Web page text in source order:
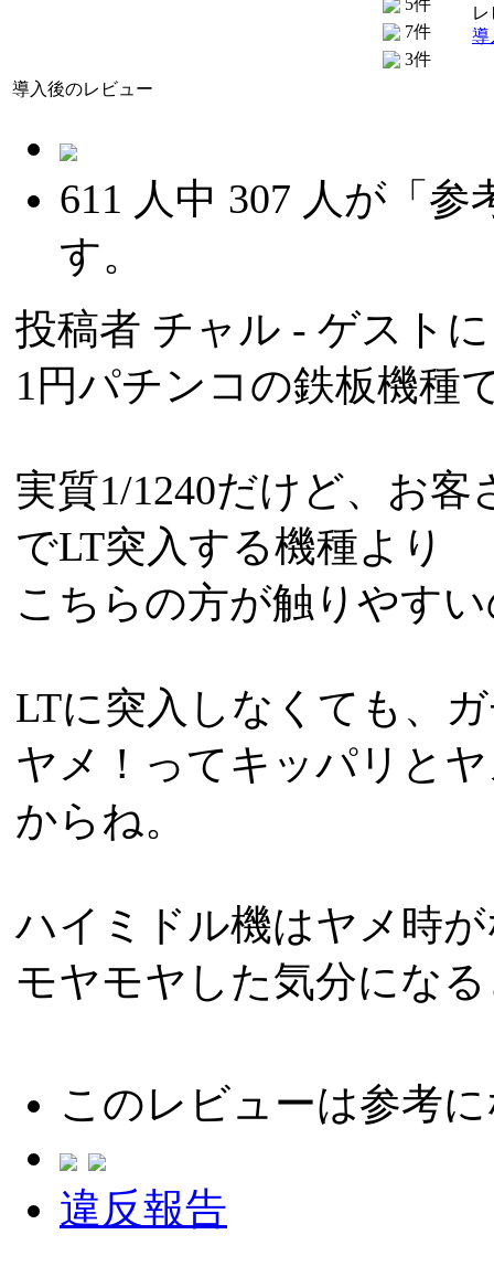
7件
3件
導
導入後のレビュー
611 人中 307 人が「参
す。
投稿者 チャル - ゲスト
1円パチンコの鉄板機種
実質1/1240だけど、お客
でLT突入する機種より
こちらの方が触りやす
LTに突入しなくても、
ヤメ！ってキッパリと
からね。
ハイミドル機はヤメ時
モヤモヤした気分にな
このレビューは参考
違反報告